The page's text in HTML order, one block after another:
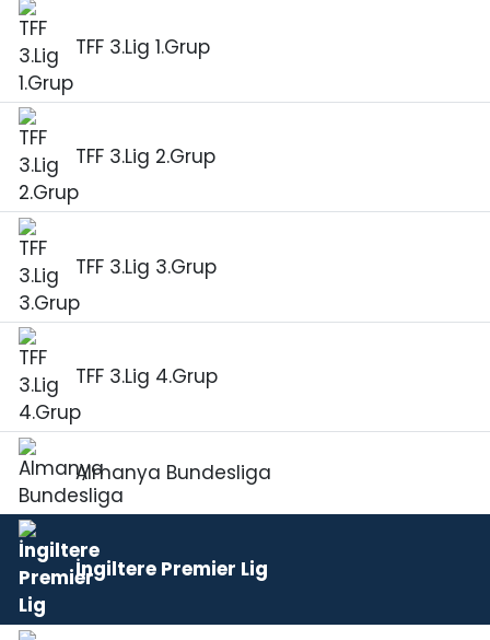
TFF 3.Lig 1.Grup
TFF 3.Lig 2.Grup
TFF 3.Lig 3.Grup
TFF 3.Lig 4.Grup
Almanya Bundesliga
İngiltere Premier Lig